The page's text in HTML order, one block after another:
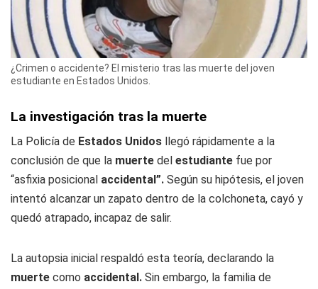
¿Crimen o accidente? El misterio tras las muerte del joven
estudiante en Estados Unidos.
La investigación tras la muerte
La Policía de Estados Unidos llegó rápidamente a la
conclusión de que la muerte del estudiante fue por
“asfixia posicional accidental”. Según su hipótesis, el joven
intentó alcanzar un zapato dentro de la colchoneta, cayó y
quedó atrapado, incapaz de salir.
La autopsia inicial respaldó esta teoría, declarando la
muerte como accidental. Sin embargo, la familia de